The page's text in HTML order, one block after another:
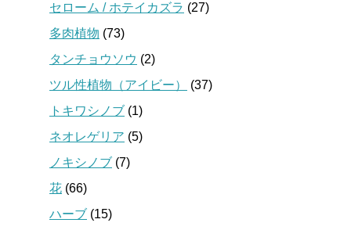
セローム / ホテイカズラ (27)
多肉植物 (73)
タンチョウソウ (2)
ツル性植物（アイビー）
(37)
トキワシノブ (1)
ネオレゲリア (5)
ノキシノブ (7)
花 (66)
ハーブ (15)